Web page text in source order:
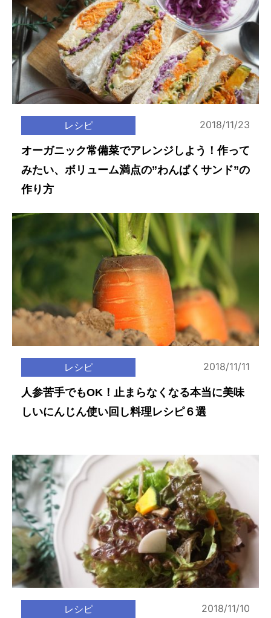
レシピ 2018/11/23
オーガニック常備菜でアレンジしよう！作って
みたい、ボリューム満点の”わんぱくサンド”の
作り方
レシピ 2018/11/11
人参苦手でもOK！止まらなくなる本当に美味
しいにんじん使い回し料理レシピ６選
レシピ 2018/11/10